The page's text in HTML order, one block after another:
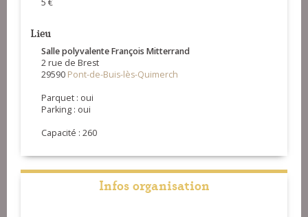
5 €
Lieu
Salle polyvalente François Mitterrand
2 rue de Brest
29590 Pont-de-Buis-lès-Quimerch
Parquet : oui
Parking : oui
Capacité : 260
Infos organisation